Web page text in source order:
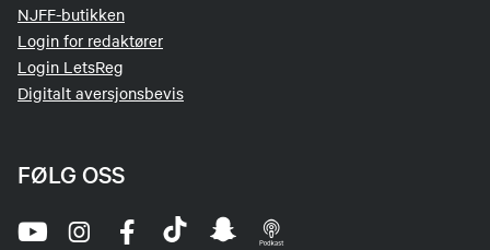
NJFF-butikken
Login for redaktører
Login LetsReg
Digitalt aversjonsbevis
FØLG OSS